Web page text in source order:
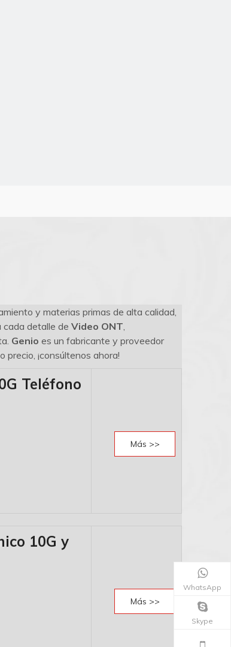
y materias primas de alta calidad,
detalle de Video ONT,
Genio es un fabricante y proveedor
precio, ¡consúltenos ahora!
Teléfono
Más >>
10G y
Más >>
WhatsApp
Skype